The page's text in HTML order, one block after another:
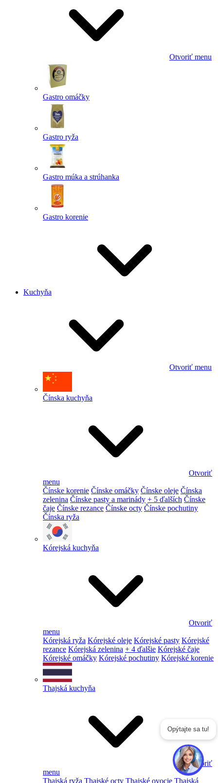
Otvoriť menu
Gastro omáčky
Gastro ryža
Gastro múka a strúhanka
Gastro korenie
Kuchyňa
Otvoriť menu
Čínska kuchyňa
Otvoriť
menu
Čínske korenie Čínske omáčky Čínske oleje Čínska
zelenina Čínske pasty a marinády + 5 ďalších Čínske
čaje Čínske rezance Čínske octy Čínske pochutiny
Čínska ryža
Kórejská kuchyňa
Otvoriť
menu
Kórejská ryža Kórejské oleje Kórejské pasty Kórejské
rezance Kórejská zelenina + 4 ďalšie Kórejské čaje
Kórejské omáčky Kórejské pochutiny Kórejské korenie
Thajská kuchyňa
Otvoriť
menu
Thajská ryža Thajské octy Thajské ovocie Thajská
Opýtajte sa tu!